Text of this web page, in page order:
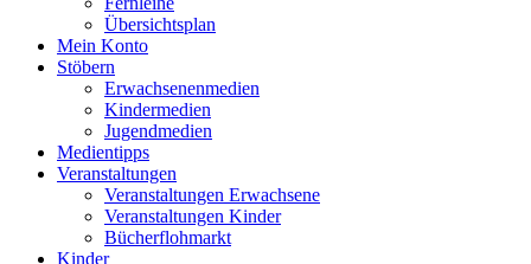
Übersichtsplan
Mein Konto
Stöbern
Erwachsenenmedien
Kindermedien
Jugendmedien
Medientipps
Veranstaltungen
Veranstaltungen Erwachsene
Veranstaltungen Kinder
Bücherflohmarkt
Kinder